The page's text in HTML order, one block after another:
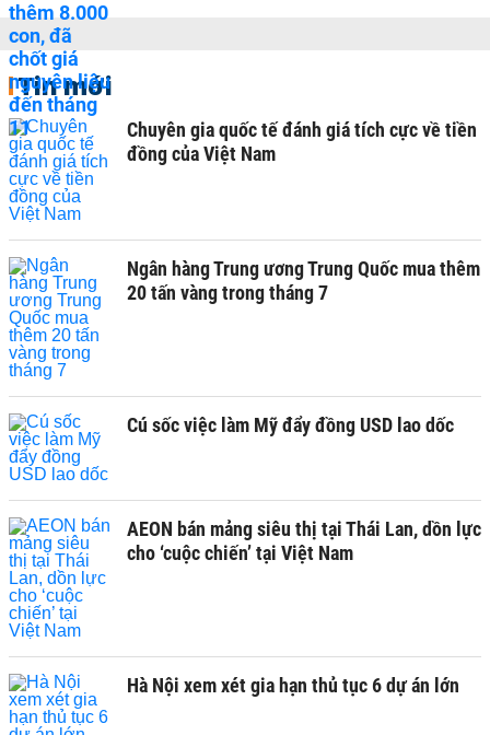
Tin mới
Chuyên gia quốc tế đánh giá tích cực về tiền
đồng của Việt Nam
Ngân hàng Trung ương Trung Quốc mua thêm
20 tấn vàng trong tháng 7
Cú sốc việc làm Mỹ đẩy đồng USD lao dốc
AEON bán mảng siêu thị tại Thái Lan, dồn lực
cho ‘cuộc chiến’ tại Việt Nam
Hà Nội xem xét gia hạn thủ tục 6 dự án lớn